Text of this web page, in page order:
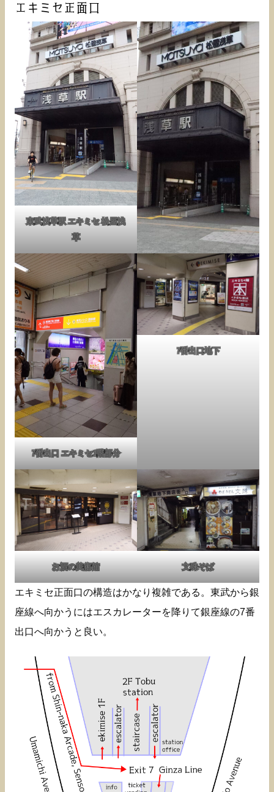
エキミセ正面口
東武浅草駅 エキミセ 松屋浅
草
7番出口 エキミセ1階部分
7番出口地下
お酒の美術館 文殊そば
エキミセ正面口の構造はかなり複雑である。東武から銀
座線へ向かうにはエスカレーターを降りて銀座線の7番
出口へ向かうと良い。